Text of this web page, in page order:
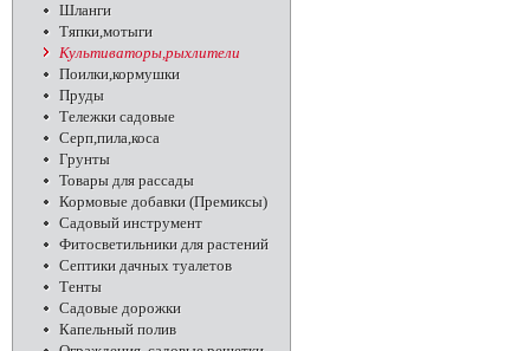
Шланги
Тяпки,мотыги
Культиваторы,рыхлители
Поилки,кормушки
Пруды
Тележки садовые
Серп,пила,коса
Грунты
Товары для рассады
Кормовые добавки (Премиксы)
Садовый инструмент
Фитосветильники для растений
Септики дачных туалетов
Тенты
Садовые дорожки
Капельный полив